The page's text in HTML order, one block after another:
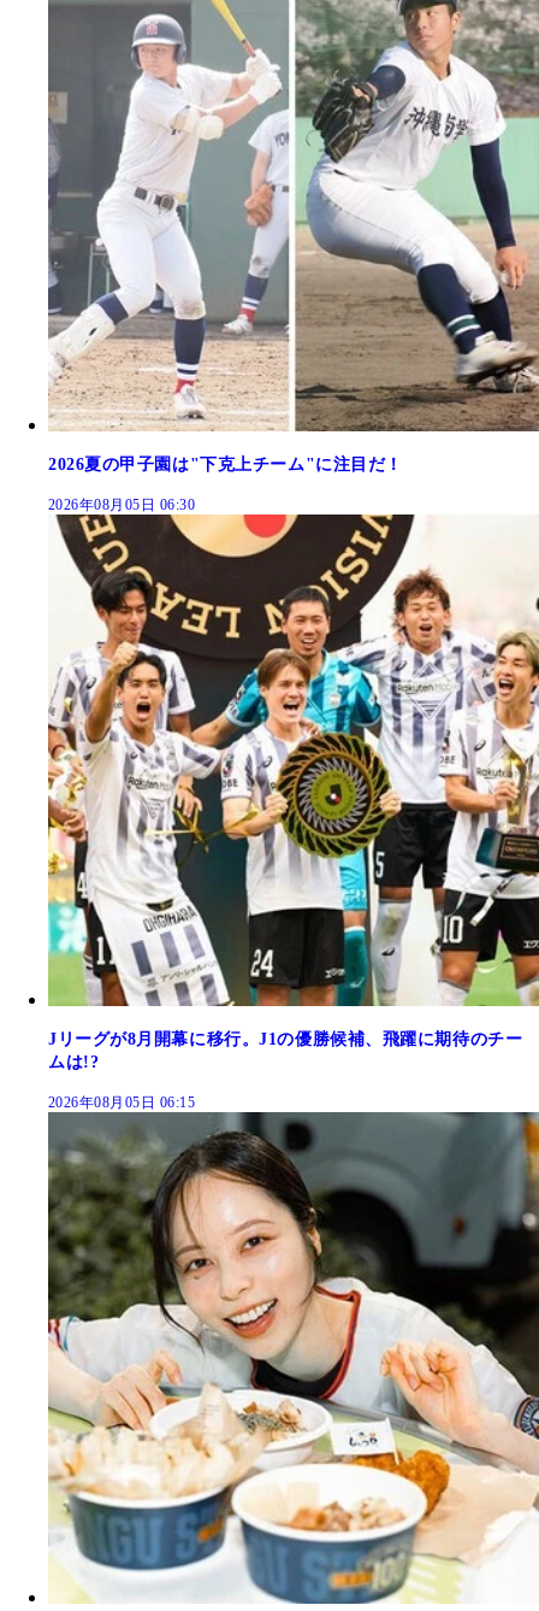
2026夏の甲子園は"下克上チーム"に注目だ！
2026年08月05日 06:30
Jリーグが8月開幕に移行。J1の優勝候補、飛躍に期待のチー
ムは!?
2026年08月05日 06:15